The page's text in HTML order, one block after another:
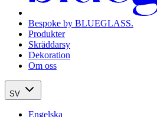
Bespoke by BLUEGLASS.
Produkter
Skräddarsy
Dekoration
Om oss
SV
Engelska